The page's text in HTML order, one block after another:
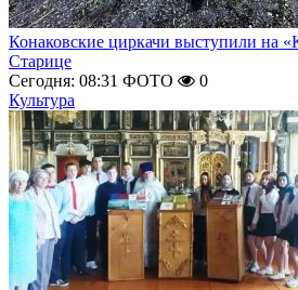
Конаковские циркачи выступили на
Старице
Сегодня: 08:31 ФОТО
0
Культура